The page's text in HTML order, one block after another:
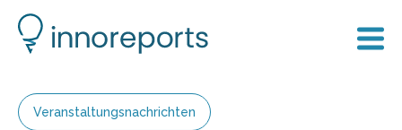
Veranstaltungsnachrichten